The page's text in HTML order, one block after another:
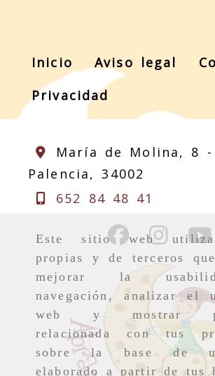
Este sitio web utiliza
propias y de terceros
mejorar la
navegación, analizar el
web y mostrar
relacionada con tus
sobre la base de
elaborado a partir de tus
Inicio Aviso legal
Privacidad
María de Molina, 8 -
Palencia,34002
652 84 48 41